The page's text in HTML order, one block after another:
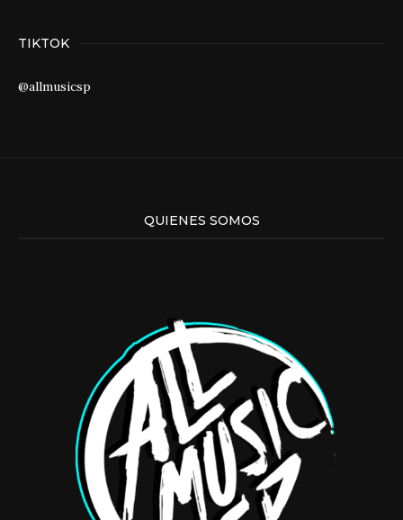
TIKTOK
@allmusicsp
QUIENES SOMOS